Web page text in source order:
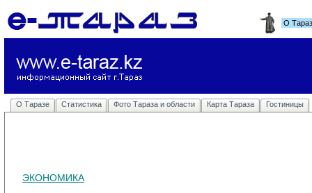
О
О Таразе Статистика Фото Тараза и области Карта Тараза Гостиницы
ЭКОНОМИКА